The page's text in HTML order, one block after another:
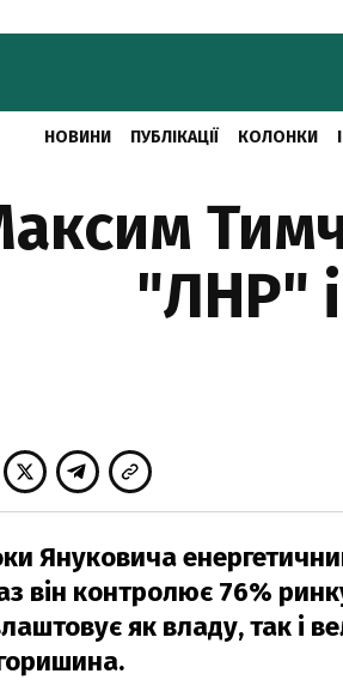
НОВИНИ ПУБЛІКАЦІЇ КОЛОНКИ
"ЛНР"
Януковича
він контролює 76%
як владу, так і